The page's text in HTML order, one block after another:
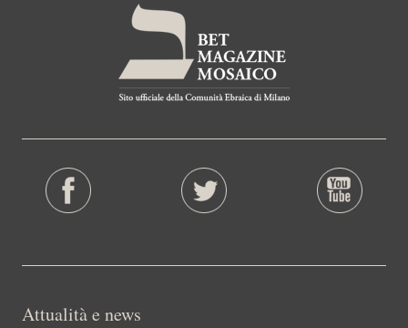
Attualità e news